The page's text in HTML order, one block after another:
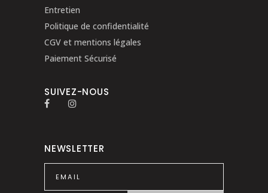
Entretien
Politique de confidentialité
CGV et mentions légales
Paiement Sécurisé
SUIVEZ-NOUS
NEWSLETTER